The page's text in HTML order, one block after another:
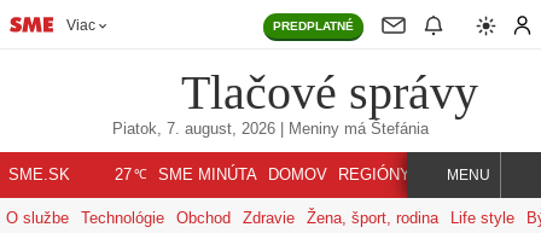
Viac PREDPLATNÉ
Tlačové správy
Piatok, 7. august, 2026 | Meniny má Štefánia
SME.SK 27℃ SME MINÚTA DOMOV REGIÓNY INDEX SVET
MENU
O službe Technológie Obchod Zdravie Žena, šport, rodina Life style